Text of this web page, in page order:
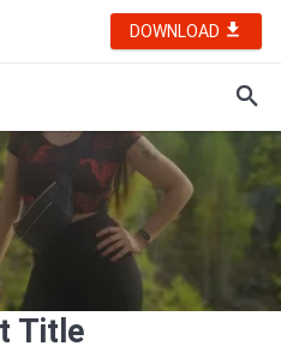
DOWNLOAD
Title